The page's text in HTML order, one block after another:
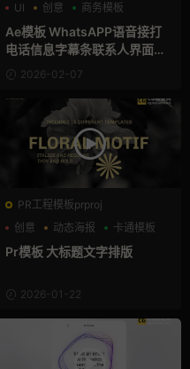
UI
创意 商务模板
Ae模板 WhatsAPP语音接打
电话信息字幕条联系人界面样
机 2026-02-07
PR工程模板prproj
创意
动态海报 卡通模板
Pr模板 大标题文字排版
2026-01-22